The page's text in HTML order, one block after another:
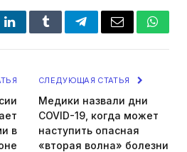
LinkedInTumblrTelegramEmail
в
СЛЕДУЮЩАЯ СТАТЬЯ
Медики назвали дни
COVID-19, когда может
наступить опасная
«вторая волна» болезни